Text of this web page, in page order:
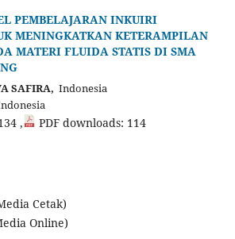
PEMBELAJARAN INKUIRI
MENINGKATKAN KETERAMPILAN
MATERI FLUIDA STATIS DI SMA
SAFIRA, Indonesia
, PDF downloads: 114
Cetak)
Online)